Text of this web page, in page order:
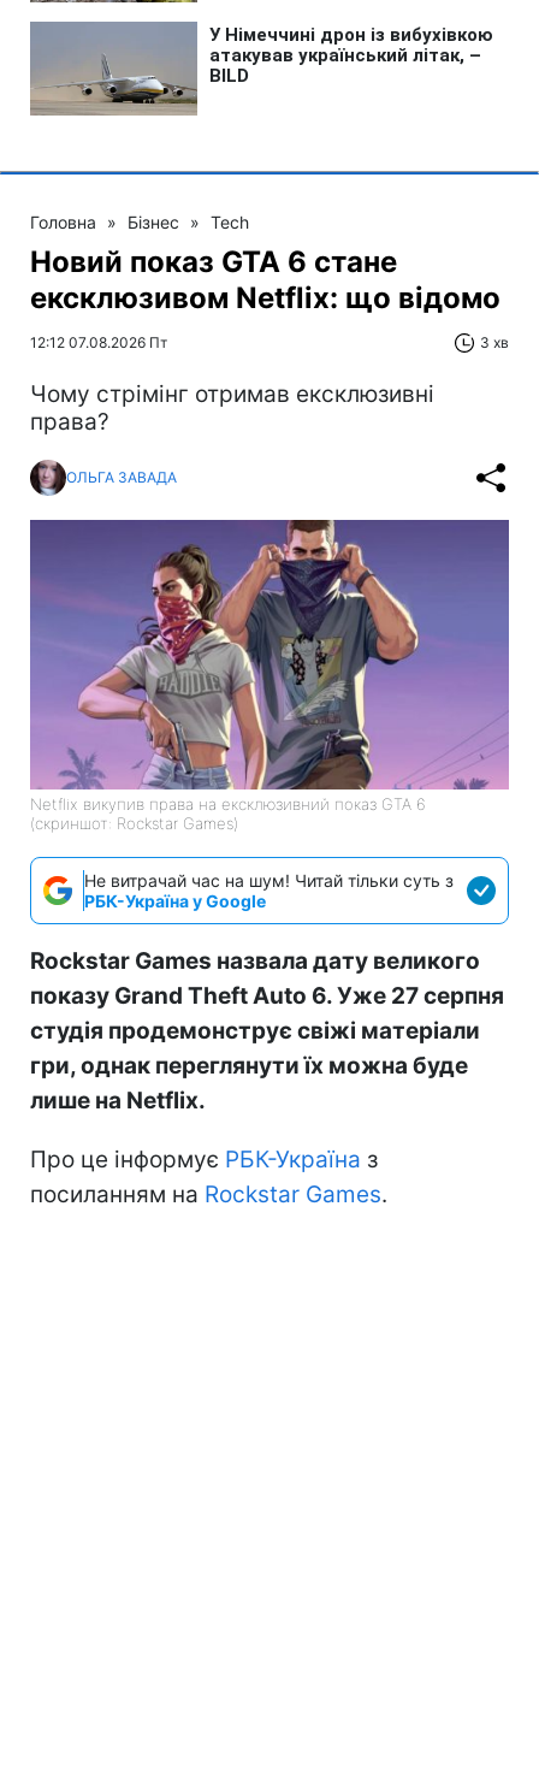
Головна » Бізнес » Tech
Новий показ GTA 6 стане
ексклюзивом Netflix: що відомо
12:12 07.08.2026 Пт 3 хв
Чому стрімінг отримав ексклюзивні
права?
ОЛЬГА ЗАВАДА
Netflix викупив права на ексклюзивний показ GTA 6
(скриншот: Rockstar Games)
Не витрачай час на шум! Читай тільки суть з
РБК-Україна у Google
Rockstar Games назвала дату великого
показу Grand Theft Auto 6. Уже 27 серпня
студія продемонструє свіжі матеріали
гри, однак переглянути їх можна буде
лише на Netflix.
Про це інформує РБК-Україна з
посиланням на Rockstar Games.